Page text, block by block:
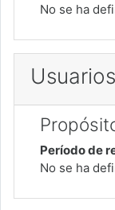
No se ha
Usuarios
Período de
No se ha